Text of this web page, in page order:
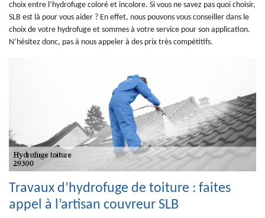
choix entre l’hydrofuge coloré et incolore. Si vous ne savez pas quoi choisir,
SLB est là pour vous aider ? En effet, nous pouvons vous conseiller dans le
choix de votre hydrofuge et sommes à votre service pour son application.
N’hésitez donc, pas à nous appeler à des prix très compétitifs.
Travaux d’hydrofuge de toiture : faites
appel à l’artisan couvreur SLB